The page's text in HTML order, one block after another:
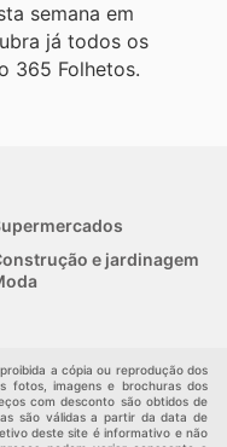
semana em
já todos os
365 Folhetos.
e jardinagem
a cópia ou reprodução dos
fotos, imagens e brochuras dos
com desconto são obtidos de
são válidas a partir da data de
deste site é informativo e não